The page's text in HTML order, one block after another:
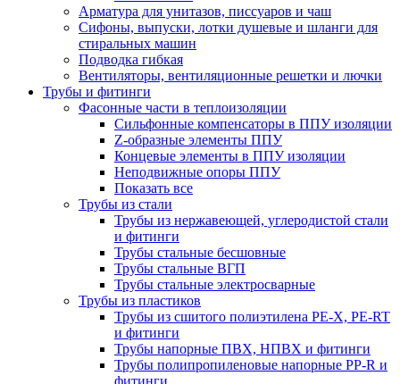
Арматура для унитазов, писсуаров и чаш
Сифоны, выпуски, лотки душевые и шланги для
стиральных машин
Подводка гибкая
Вентиляторы, вентиляционные решетки и лючки
Трубы и фитинги
Фасонные части в теплоизоляции
Cильфонные компенсаторы в ППУ изоляции
Z-образные элементы ППУ
Концевые элементы в ППУ изоляции
Неподвижные опоры ППУ
Показать все
Трубы из стали
Трубы из нержавеющей, углеродистой стали
и фитинги
Трубы стальные бесшовные
Трубы стальные ВГП
Трубы стальные электросварные
Трубы из пластиков
Трубы из сшитого полиэтилена PE-X, PE-RT
и фитинги
Трубы напорные ПВХ, НПВХ и фитинги
Трубы полипропиленовые напорные PP-R и
фитинги